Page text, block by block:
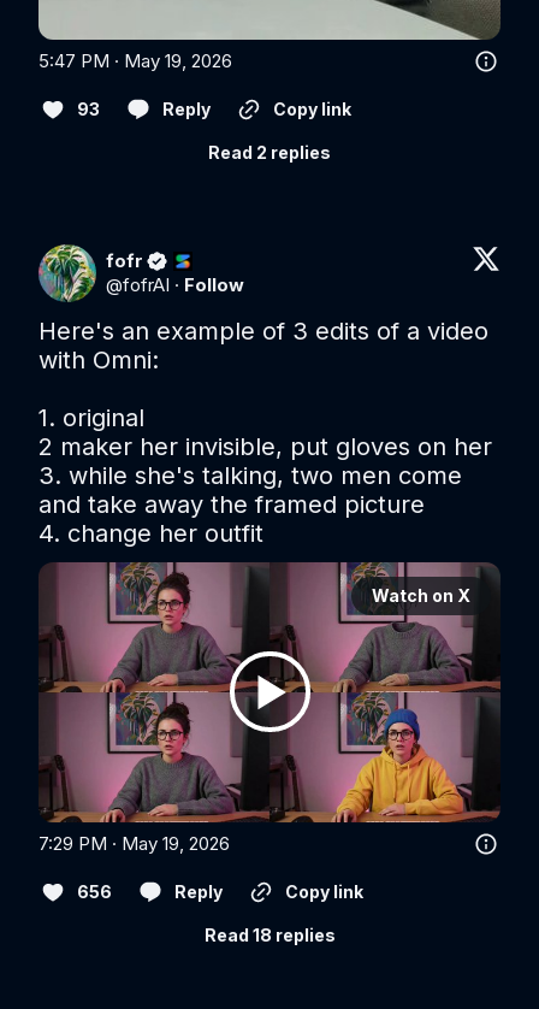
5:47 PM · May 19, 2026
93 Reply Copy link
Read 2 replies
fofr
@fofrAI · Follow
Here's an example of 3 edits of a video
with Omni:
1. original
2 maker her invisible, put gloves on her
3. while she's talking, two men come
and take away the framed picture
4. change her outfit
Watch on X
7:29 PM · May 19, 2026
656 Reply Copy link
Read 18 replies